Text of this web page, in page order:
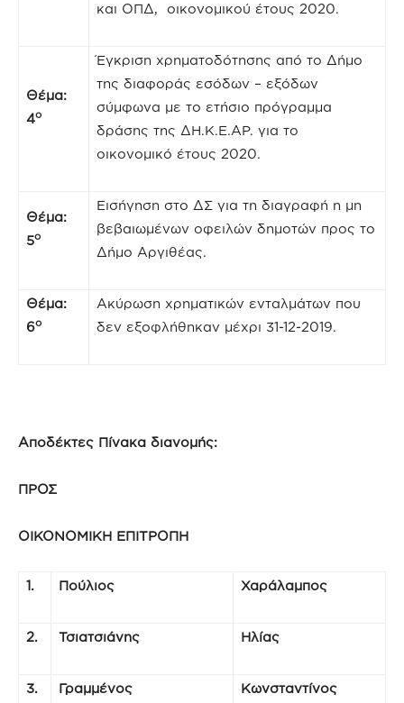
και ΟΠΔ, οικονομικού έτους 2020.
Θέμα:
4ο
Έγκριση χρηματοδότησης από το Δήμο
της διαφοράς εσόδων – εξόδων
σύμφωνα με το ετήσιο πρόγραμμα
δράσης της ΔΗ.Κ.Ε.ΑΡ. για το
οικονομικό έτους 2020.
Θέμα:
5ο
Εισήγηση στο ΔΣ για τη διαγραφή η μη
βεβαιωμένων οφειλών δημοτών προς το
Δήμο Αργιθέας.
Θέμα:
6ο
Ακύρωση χρηματικών ενταλμάτων που
δεν εξοφλήθηκαν μέχρι 31-12-2019.
Αποδέκτες Πίνακα διανομής:
ΠΡΟΣ
ΟΙΚΟΝΟΜΙΚΗ ΕΠΙΤΡΟΠΗ
1. Πούλιος Χαράλαμπος
2. Τσιατσιάνης Ηλίας
3. Γραμμένος Κωνσταντίνος